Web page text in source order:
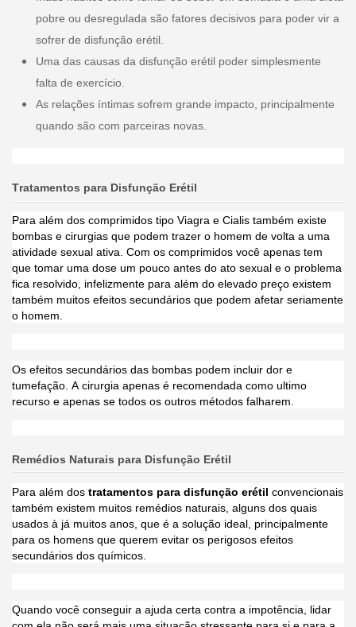
pobre ou desregulada são fatores decisivos para poder vir a
sofrer de disfunção erétil.
Uma das causas da disfunção erétil poder simplesmente
falta de exercício.
As relações íntimas sofrem grande impacto, principalmente
quando são com parceiras novas.
Tratamentos para Disfunção Erétil
Para além dos comprimidos tipo Viagra e Cialis também existe
bombas e cirurgias que podem trazer o homem de volta a uma
atividade sexual ativa. Com os comprimidos você apenas tem
que tomar uma dose um pouco antes do ato sexual e o problema
fica resolvido, infelizmente para além do elevado preço existem
também muitos efeitos secundários que podem afetar seriamente
o homem.
Os efeitos secundários das bombas podem incluir dor e
tumefação. A cirurgia apenas é recomendada como ultimo
recurso e apenas se todos os outros métodos falharem.
Remédios Naturais para Disfunção Erétil
Para além dos tratamentos para disfunção erétil convencionais
também existem muitos remédios naturais, alguns dos quais
usados à já muitos anos, que é a solução ideal, principalmente
para os homens que querem evitar os perigosos efeitos
secundários dos químicos.
Quando você conseguir a ajuda certa contra a impotência, lidar